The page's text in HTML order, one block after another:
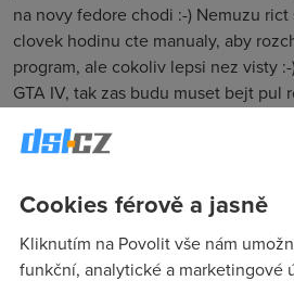
na novy fedore chodi :-) Nemuzu
clovek hodinu cte manualy, aby
program, ale cokoliv lepsi nez visty
GTA IV, tak zas budu muset bejt pul
Cookies férově a jasně
Kliknutím na Povolit vše nám
funkční, analytické a marketingové